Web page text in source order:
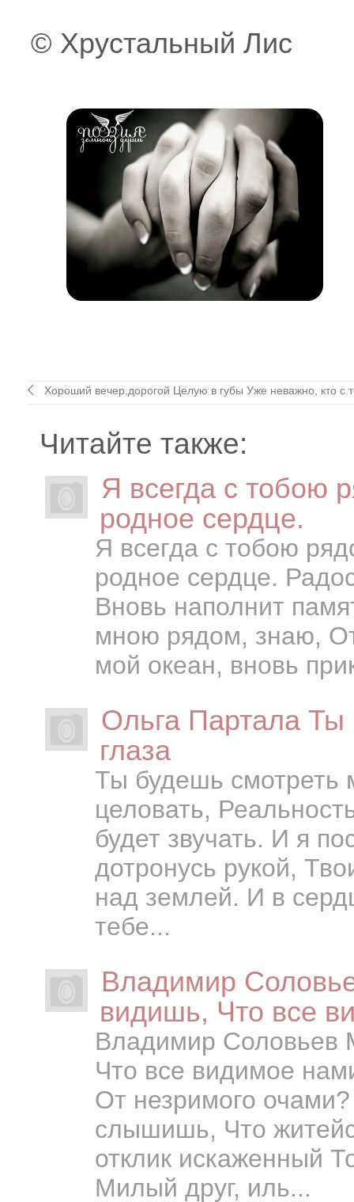
© Хрустальный Лис
Хороший вечер,дорогой Целую в губы Уже неважно, кто с
Читайте также:
Я всегда с тобою
родное сердце.
Я всегда с тобою
родное сердце.
Вновь наполнит
мною рядом, знаю,
мой океан, вновь
Ольга Партала Ты
глаза
Ты будешь смотреть
целовать,
будет звучать. И я
дотронусь рукой,
над землей. И в
тебе...
Владимир
видишь, Что все
Владимир Соловьев
Что все видимое
От незримого
слышишь, Что
отклик искаженный
Милый друг, иль...